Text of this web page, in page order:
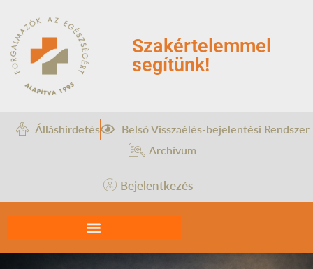
Szakértelemmel
segítünk!
Álláshirdetés
Belső Visszaélés-bejelentési Rendszer
Archívum
Bejelentkezés